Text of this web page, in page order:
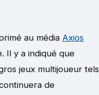
au média Axios
Il y a indiqué que
jeux multijoueur tels
de